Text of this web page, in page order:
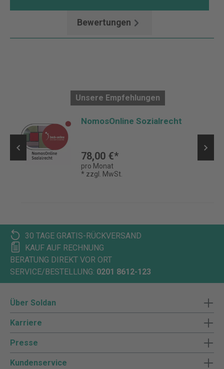
Bewertungen
Unsere Empfehlungen
NomosOnline Sozialrecht
78,00 €*
pro Monat
* zzgl. MwSt.
30 TAGE GRATIS-RÜCKVERSAND
KAUF AUF RECHNUNG
BERATUNG DIREKT VOR ORT
SERVICE/BESTELLUNG: 0201 8612-123
Über Soldan
Karriere
Presse
Kundenservice